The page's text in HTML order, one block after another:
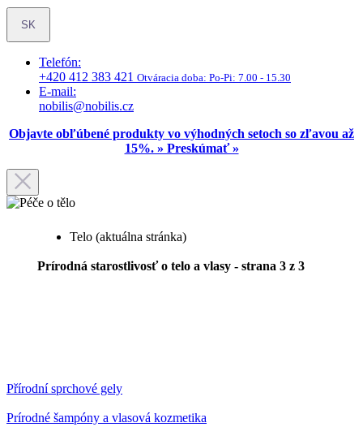
SK
Telefón:
+420 412 383 421 Otváracia doba: Po-Pi: 7.00 - 15.30
E-mail:
nobilis@nobilis.cz
Objavte obľúbené produkty vo výhodných setoch so zľavou až
15%. » Preskúmať »
Telo(aktuálna stránka)
Prírodná starostlivosť o telo a vlasy - strana 3 z 3
Přírodní sprchové gely
Prírodné šampóny a vlasová kozmetika